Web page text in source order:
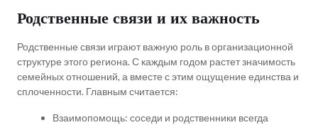
Родственные связи и их важность
Родственные связи играют важную роль в организационной
структуре этого региона. С каждым годом растет значимость
семейных отношений, а вместе с этим ощущение единства и
сплоченности. Главным считается:
Взаимопомощь: соседи и родственники всегда